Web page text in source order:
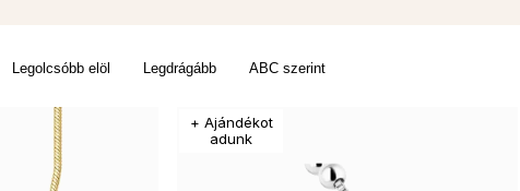
Legolcsóbb elöl Legdrágább ABC szerint
+ Ajándékot
adunk